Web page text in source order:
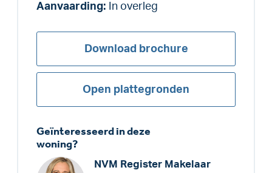
Aanvaarding: In overleg
Download brochure
Open plattegronden
Geïnteresseerd in deze
woning?
NVM Register Makelaar